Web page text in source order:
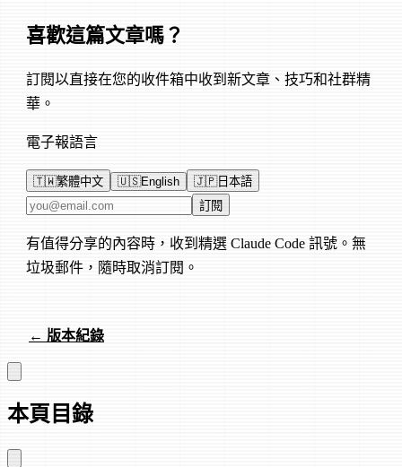
喜歡這篇文章嗎？
訂閱以直接在您的收件箱中收到新文章、技巧和社群精
華。
電子報語言
🇹🇼繁體中文 🇺🇸English 🇯🇵日本語
電子郵件地址 訂閱
有值得分享的內容時，收到精選 Claude Code 訊號。無
垃圾郵件，隨時取消訂閱。
← 版本紀錄
本頁目錄